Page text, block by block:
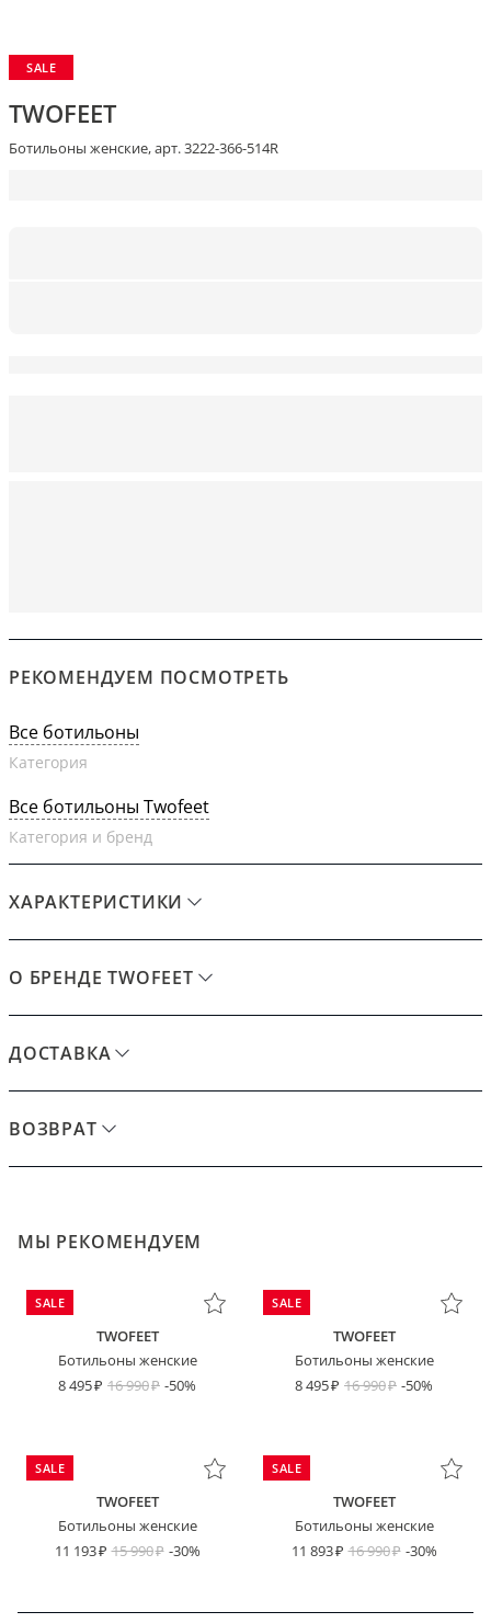
SALE
TWOFEET
Ботильоны женские, арт. 3222-366-514R
РЕКОМЕНДУЕМ ПОСМОТРЕТЬ
Все ботильоны
Категория
Все ботильоны Twofeet
Категория и бренд
ХАРАКТЕРИСТИКИ
О БРЕНДЕ TWOFEET
ДОСТАВКА
ВОЗВРАТ
МЫ РЕКОМЕНДУЕМ
SALE
TWOFEET
Ботильоны женские
8 495
16 990 -50%
SALE
TWOFEET
Ботильоны женские
8 495
16 990 -50%
SALE
TWOFEET
Ботильоны женские
11 193
15 990 -30%
SALE
TWOFEET
Ботильоны женские
11 893
16 990 -30%